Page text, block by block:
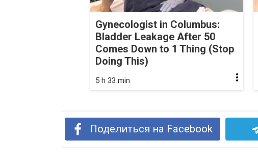
Gynecologist in Columbus:
Bladder Leakage After 50
Comes Down to 1 Thing (Stop
Doing This)
5 h 33 min
Поделиться на Facebook